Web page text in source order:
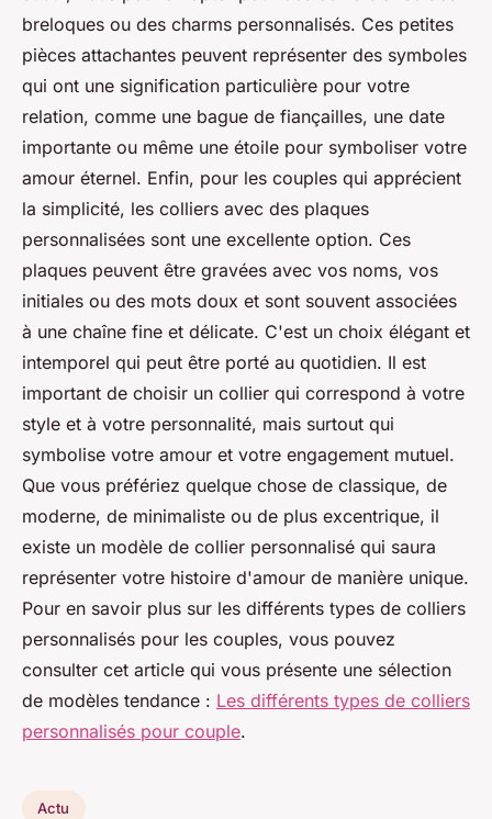
breloques ou des charms personnalisés. Ces petites
pièces attachantes peuvent représenter des symboles
qui ont une signification particulière pour votre
relation, comme une bague de fiançailles, une date
importante ou même une étoile pour symboliser votre
amour éternel. Enfin, pour les couples qui apprécient
la simplicité, les colliers avec des plaques
personnalisées sont une excellente option. Ces
plaques peuvent être gravées avec vos noms, vos
initiales ou des mots doux et sont souvent associées
à une chaîne fine et délicate. C'est un choix élégant et
intemporel qui peut être porté au quotidien. Il est
important de choisir un collier qui correspond à votre
style et à votre personnalité, mais surtout qui
symbolise votre amour et votre engagement mutuel.
Que vous préfériez quelque chose de classique, de
moderne, de minimaliste ou de plus excentrique, il
existe un modèle de collier personnalisé qui saura
représenter votre histoire d'amour de manière unique.
Pour en savoir plus sur les différents types de colliers
personnalisés pour les couples, vous pouvez
consulter cet article qui vous présente une sélection
de modèles tendance : Les différents types de colliers
personnalisés pour couple.
Actu